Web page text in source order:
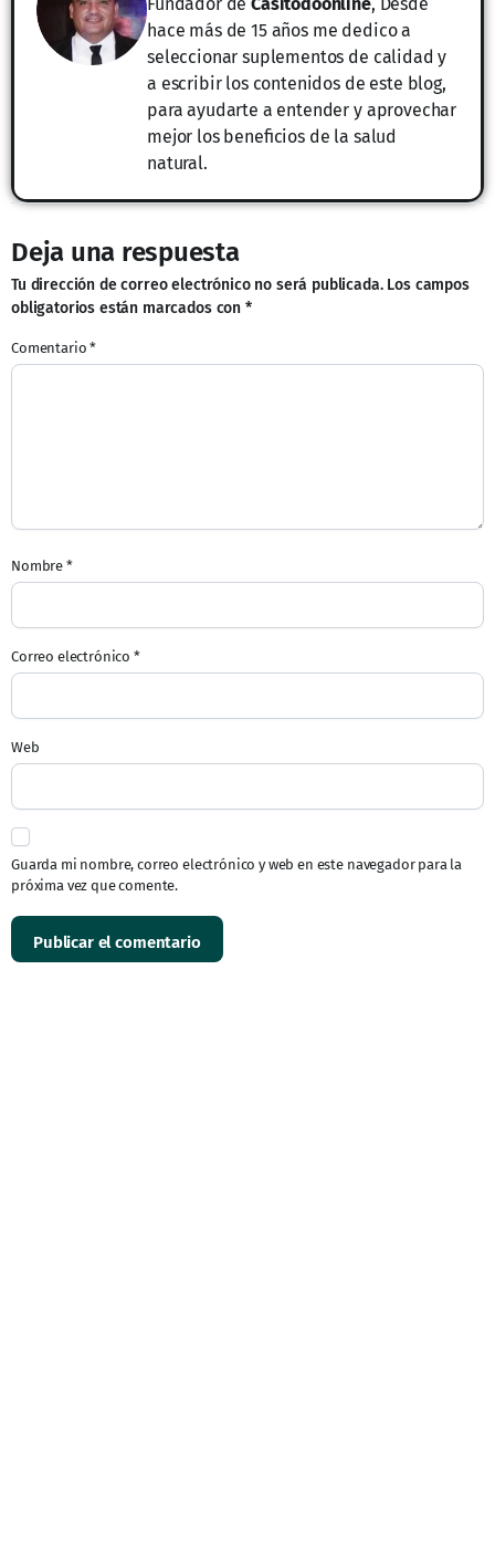
hace más de 15 años me dedico a
seleccionar suplementos de calidad y
a escribir los contenidos de este blog,
para ayudarte a entender y aprovechar
mejor los beneficios de la salud
natural.
Deja una respuesta
Tu dirección de correo electrónico no será publicada. Los campos
obligatorios están marcados con *
Comentario*
Nombre *
Correo electrónico *
Web
Guarda mi nombre, correo electrónico y web en este navegador para la
próxima vez que comente.